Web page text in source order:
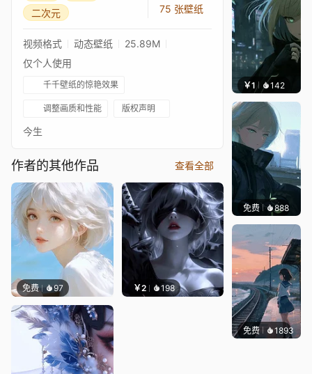
二次元
75 张壁纸
视频格式 动态壁纸
25.89M
仅个人使用
千千壁纸的惊艳效果
调整画质和性能 版权声明
今生
作者的其他作品 查看全部
免费 97 ￥2 198
￥1 142
免费 888辰东
免费 1893辰东